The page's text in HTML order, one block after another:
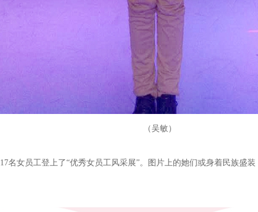
（吴敏）
17名女员工登上了“优秀女员工风采展”。图片上的她们或身着民族盛